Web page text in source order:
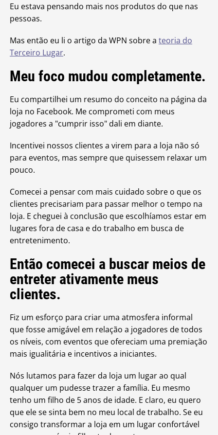
Eu estava pensando mais nos produtos do que nas
pessoas.
Mas então eu li o artigo da WPN sobre a teoria do
Terceiro Lugar.
Meu foco mudou completamente.
Eu compartilhei um resumo do conceito na página da
loja no Facebook. Me comprometi com meus
jogadores a "cumprir isso" dali em diante.
Incentivei nossos clientes a virem para a loja não só
para eventos, mas sempre que quisessem relaxar um
pouco.
Comecei a pensar com mais cuidado sobre o que os
clientes precisariam para passar melhor o tempo na
loja. E cheguei à conclusão que escolhíamos estar em
lugares fora de casa e do trabalho em busca de
entretenimento.
Então comecei a buscar meios de
entreter ativamente meus
clientes.
Fiz um esforço para criar uma atmosfera informal
que fosse amigável em relação a jogadores de todos
os níveis, com eventos que ofereciam uma premiação
mais igualitária e incentivos a iniciantes.
Nós lutamos para fazer da loja um lugar ao qual
qualquer um pudesse trazer a família. Eu mesmo
tenho um filho de 5 anos de idade. E claro, eu quero
que ele se sinta bem no meu local de trabalho. Se eu
consigo transformar a loja em um lugar confortável